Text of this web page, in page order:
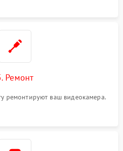
Ремонт
ремонтируют ваш видеокамера.